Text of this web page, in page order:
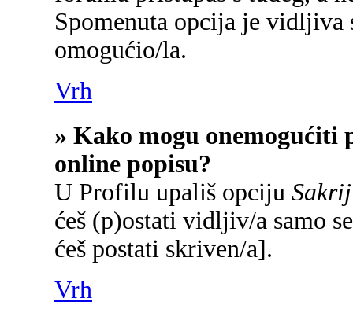
Spomenuta opcija je
omogućio/la.
Vrh
» Kako mogu onemogućiti
online popisu?
U Profilu upališ opciju
ćeš (p)ostati vidljiv/a samo
ćeš postati skriven/a].
Vrh